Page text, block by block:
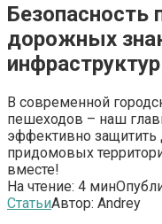
Безопасность
дорожных
В современной
пешеходов – наш
эффективно защитить
придомовых
вместе!
На чтение: 4 мин
СтатьиАвтор: Andrey